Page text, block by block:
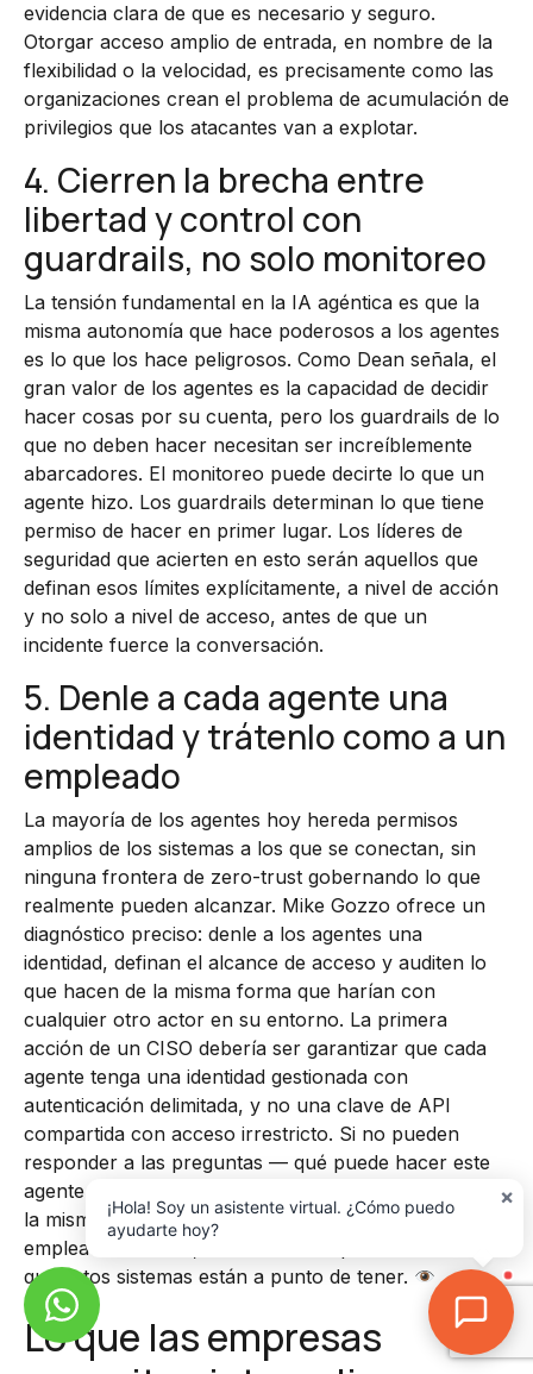
evidencia clara de que es necesario y seguro.
Otorgar acceso amplio de entrada, en nombre de la
flexibilidad o la velocidad, es precisamente como las
organizaciones crean el problema de acumulación de
privilegios que los atacantes van a explotar.
4. Cierren la brecha entre
libertad y control con
guardrails, no solo monitoreo
La tensión fundamental en la IA agéntica es que la
misma autonomía que hace poderosos a los agentes
es lo que los hace peligrosos. Como Dean señala, el
gran valor de los agentes es la capacidad de decidir
hacer cosas por su cuenta, pero los guardrails de lo
que no deben hacer necesitan ser increíblemente
abarcadores. El monitoreo puede decirte lo que un
agente hizo. Los guardrails determinan lo que tiene
permiso de hacer en primer lugar. Los líderes de
seguridad que acierten en esto serán aquellos que
definan esos límites explícitamente, a nivel de acción
y no solo a nivel de acceso, antes de que un
incidente fuerce la conversación.
5. Denle a cada agente una
identidad y trátenlo como a un
empleado
La mayoría de los agentes hoy hereda permisos
amplios de los sistemas a los que se conectan, sin
ninguna frontera de zero-trust gobernando lo que
realmente pueden alcanzar. Mike Gozzo ofrece un
diagnóstico preciso: denle a los agentes una
identidad, definan el alcance de acceso y auditen lo
que hacen de la misma forma que harían con
cualquier otro actor en su entorno. La primera
acción de un CISO debería ser garantizar que cada
agente tenga una identidad gestionada con
autenticación delimitada, y no una clave de API
compartida con acceso irrestricto. Si no pueden
responder a las preguntas — qué puede hacer este
agente, en nombre de quién y quién lo aprobó — de
la misma forma que responderían sobre un
empleado humano, no están listos para la autonomía
que estos sistemas están a punto de tener.
Lo que las empresas
×
¡Hola! Soy un asistente virtual. ¿Cómo puedo
ayudarte hoy?